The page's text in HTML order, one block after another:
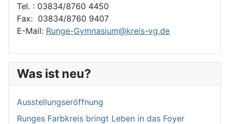
Tel. : 03834/8760 4450
Fax: 03834/8760 9407
E-Mail: Runge-Gymnasium@kreis-vg.de
Was ist neu?
Ausstellungseröffnung
Runges Farbkreis bringt Leben in das Foyer